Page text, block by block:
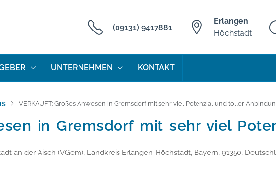
(09131) 9417881
Erlangen
Höchstadt
UNTERNEHMEN KONTAKT
VERKAUFT: Großes Anwesen in Gremsdorf mit sehr viel Potenzial und toller
in Gremsdorf mit sehr viel
an der Aisch (VGem), Landkreis Erlangen-Höchstadt, Bayern, 91350,